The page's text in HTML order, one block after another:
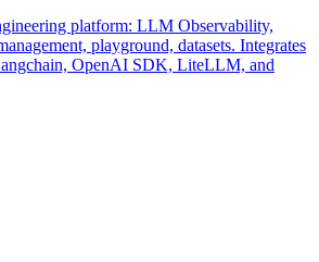
platform: LLM Observability,
playground, datasets. Integrates
OpenAI SDK, LiteLLM, and